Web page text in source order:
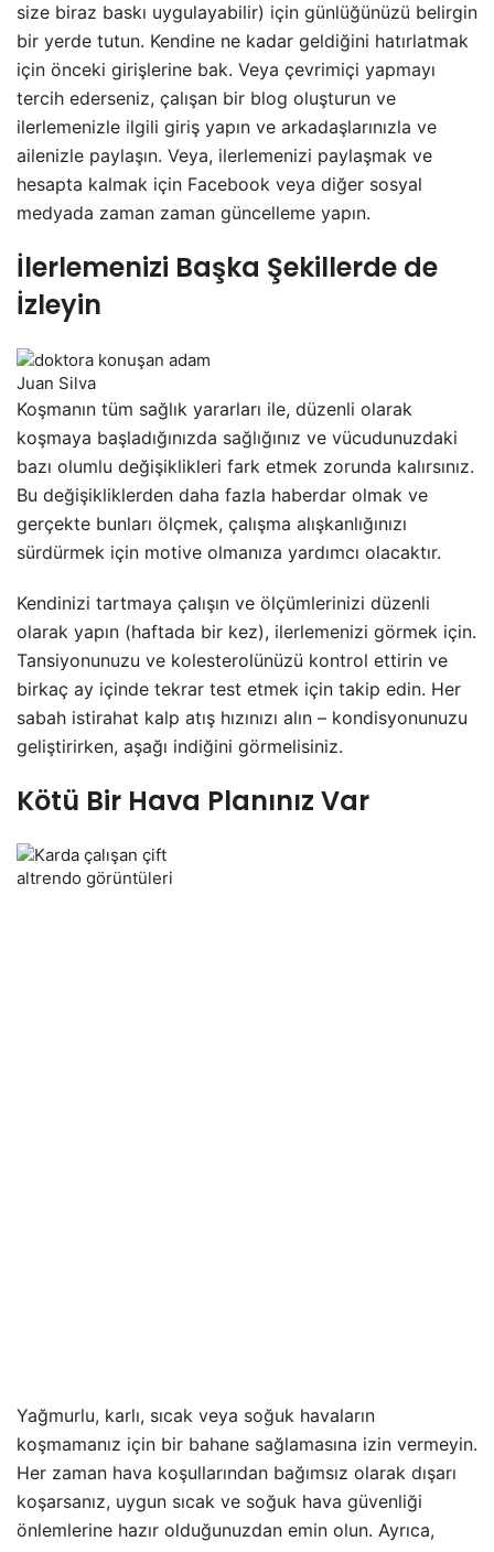
size biraz baskı uygulayabilir) için günlüğünüzü belirgin
bir yerde tutun. Kendine ne kadar geldiğini hatırlatmak
için önceki girişlerine bak. Veya çevrimiçi yapmayı
tercih ederseniz, çalışan bir blog oluşturun ve
ilerlemenizle ilgili giriş yapın ve arkadaşlarınızla ve
ailenizle paylaşın. Veya, ilerlemenizi paylaşmak ve
hesapta kalmak için Facebook veya diğer sosyal
medyada zaman zaman güncelleme yapın.
İlerlemenizi Başka Şekillerde de
İzleyin
Juan Silva
Koşmanın tüm sağlık yararları ile, düzenli olarak
koşmaya başladığınızda sağlığınız ve vücudunuzdaki
bazı olumlu değişiklikleri fark etmek zorunda kalırsınız.
Bu değişikliklerden daha fazla haberdar olmak ve
gerçekte bunları ölçmek, çalışma alışkanlığınızı
sürdürmek için motive olmanıza yardımcı olacaktır.
Kendinizi tartmaya çalışın ve ölçümlerinizi düzenli
olarak yapın (haftada bir kez), ilerlemenizi görmek için.
Tansiyonunuzu ve kolesterolünüzü kontrol ettirin ve
birkaç ay içinde tekrar test etmek için takip edin. Her
sabah istirahat kalp atış hızınızı alın – kondisyonunuzu
geliştirirken, aşağı indiğini görmelisiniz.
Kötü Bir Hava Planınız Var
altrendo görüntüleri
Yağmurlu, karlı, sıcak veya soğuk havaların
koşmamanız için bir bahane sağlamasına izin vermeyin.
Her zaman hava koşullarından bağımsız olarak dışarı
koşarsanız, uygun sıcak ve soğuk hava güvenliği
önlemlerine hazır olduğunuzdan emin olun. Ayrıca,